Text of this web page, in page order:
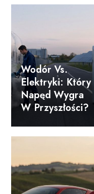
Wodór Vs.
Elektryki: Który
Napęd Wygra
W Przyszłości?